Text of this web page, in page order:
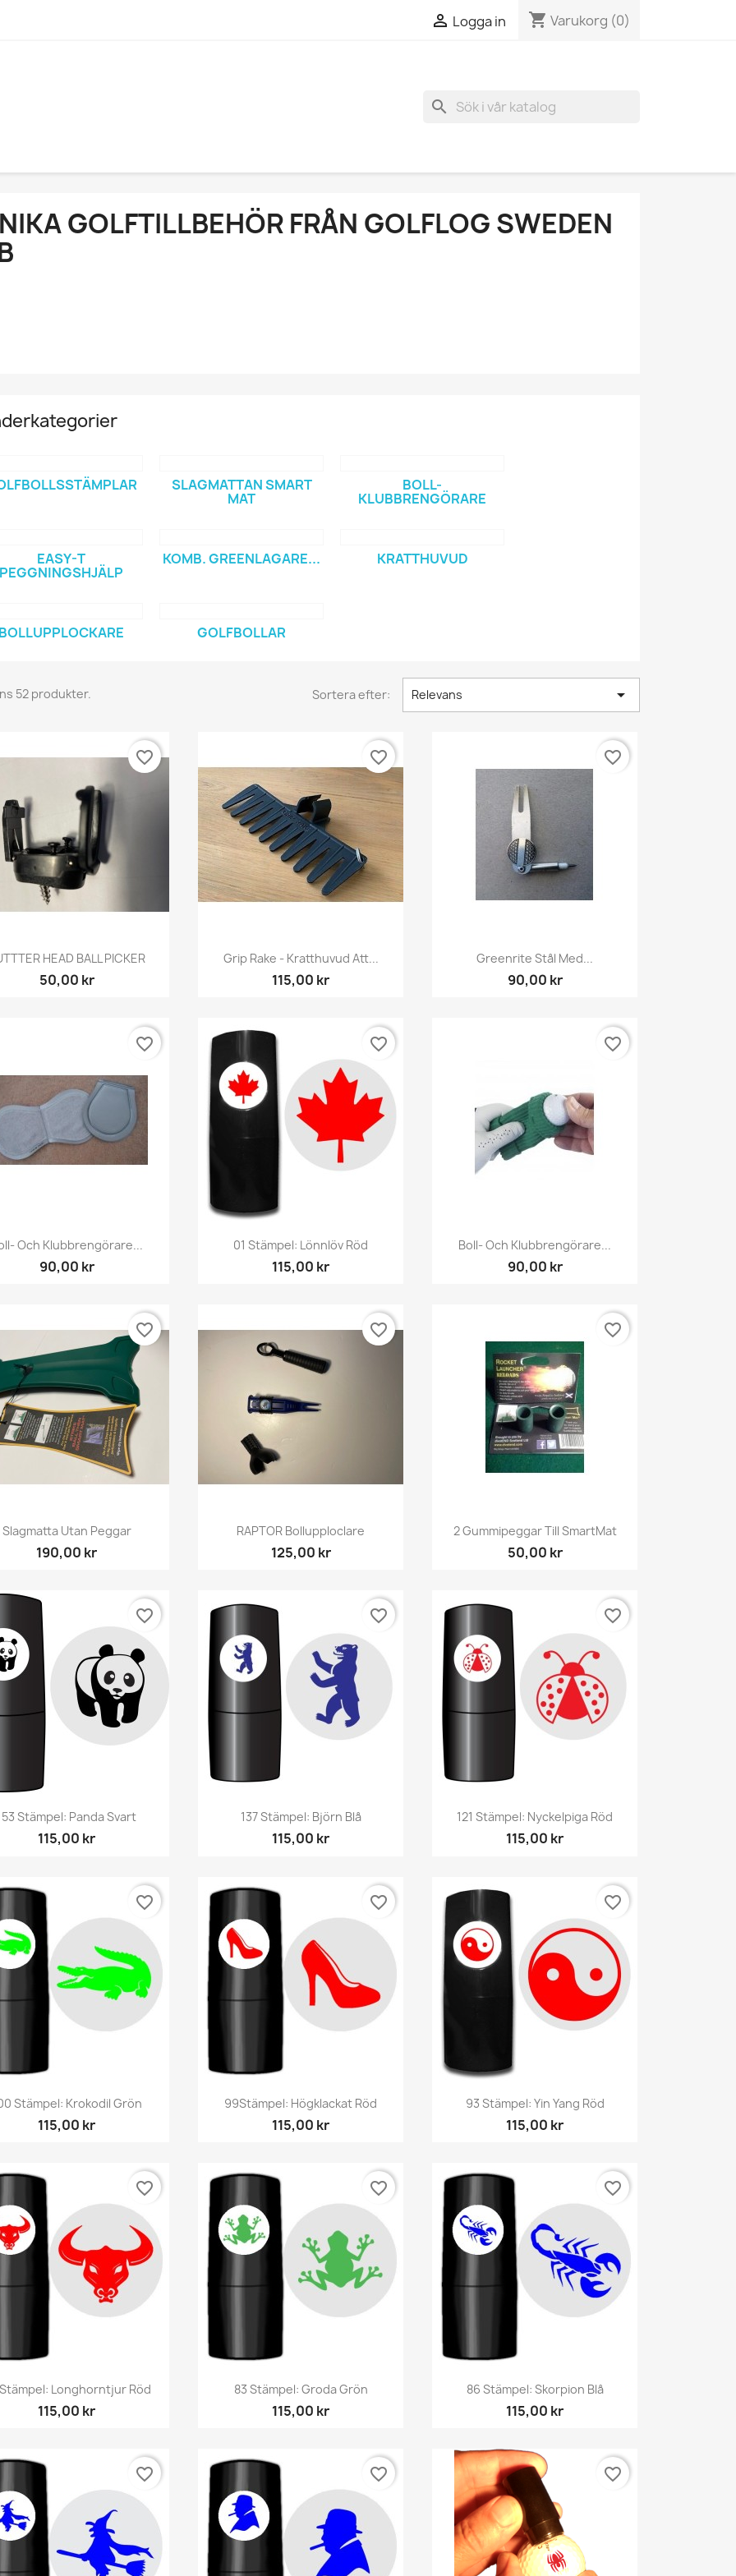
 Logga in shopping_cart Varukorg (0)
search
GOLFTILLBEHÖR FRÅN GOLFLOG SWEDEN
SLAGMATTAN SMART
MAT
BOLL-
KLUBBRENGÖRARE
EASY-T KOMB. GREENLAGARE... KRATTHUVUD
GOLFBOLLAR
52 produkter. Sortera efter: Relevans 
Snabbvy
HEAD BALL PICKER
50,00 kr
favorite_border
Snabbvy
Grip Rake - Kratthuvud Att...
115,00 kr
favorite_border
Snabbvy
Greenrite Stål Med...
90,00 kr
favorite_border
Snabbvy
Och Klubbrengörare...
90,00 kr
favorite_border
Snabbvy
01 Stämpel: Lönnlöv Röd
115,00 kr
favorite_border
Snabbvy
Boll- Och Klubbrengörare...
90,00 kr
favorite_border
Snabbvy
Slagmatta Utan Peggar
190,00 kr
favorite_border
Snabbvy
RAPTOR Bollupploclare
125,00 kr
favorite_border
Snabbvy
2 Gummipeggar Till SmartMat
50,00 kr
favorite_border
Snabbvy
Stämpel: Panda Svart
115,00 kr
favorite_border
Snabbvy
137 Stämpel: Björn Blå
115,00 kr
favorite_border
Snabbvy
121 Stämpel: Nyckelpiga Röd
115,00 kr
favorite_border
Snabbvy
Stämpel: Krokodil Grön
115,00 kr
favorite_border
Snabbvy
99Stämpel: Högklackat Röd
115,00 kr
favorite_border
Snabbvy
93 Stämpel: Yin Yang Röd
115,00 kr
favorite_border
 Snabbvy
Longhorntjur Röd
115,00 kr
favorite_border
Snabbvy
83 Stämpel: Groda Grön
115,00 kr
favorite_border
Snabbvy
86 Stämpel: Skorpion Blå
115,00 kr
favorite_border
favorite_border favorite_border favorite_border